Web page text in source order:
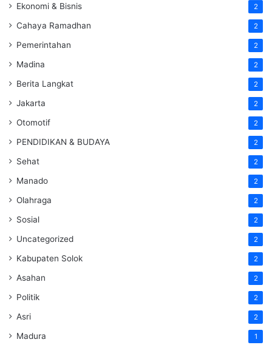
Ekonomi & Bisnis 2
Cahaya Ramadhan 2
Pemerintahan 2
Madina 2
Berita Langkat 2
Jakarta 2
Otomotif 2
PENDIDIKAN & BUDAYA 2
Sehat 2
Manado 2
Olahraga 2
Sosial 2
Uncategorized 2
Kabupaten Solok 2
Asahan 2
Politik 2
Asri 2
Madura 1